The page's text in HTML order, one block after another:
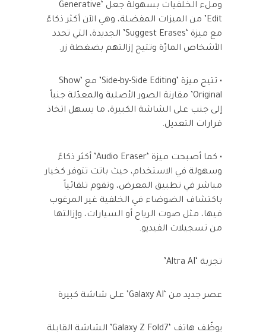
وملء الخلفيات بسهولة جعل ‘Generative
Edit’ من الميزات المفضلة، وهي الآن أكثر ذكاءً
مع ميزة ‘Suggest Erases’ الجديدة، التي تحدد
الأشخاص المارّة وتتيح إزالتهم بضغطة زر.
• تتيح ميزة ‘Side-by-Side Editing’ مع ‘Show
Original’ مقارنة الصور الأصلية والمعدّلة جنباً
إلى جنب على الشاشة الكبيرة، ما يسهل اتخاذ
قرارات التعديل.
• كما أصبحت ميزة ‘Audio Eraser’ أكثر ذكاءً
وسهولة في الاستخدام، حيث باتت تتوفر كخيار
مباشر في تطبيق المعرض، وتقوم تلقائياً
باكتشاف الضوضاء في الخلفية غير المرغوب
فيها، مثل صوت الرياح أو السيارات، وإزالتها
من تسجيلات الفيديو.
تجربة ‘Altra AI’
عصر جديد من ‘Galaxy AI’ على شاشة كبيرة
يوظّف هاتف ‘Galaxy Z Fold7’ الشاشة القابلة